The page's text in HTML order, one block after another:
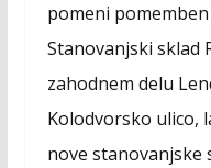
o
o
n
g
A
p
pomeni
Stanovanjski sklad
zahodnem delu
Kolodvorsko ulico,
nove stanovanjske